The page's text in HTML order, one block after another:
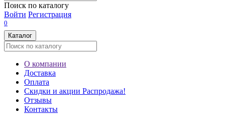
Поиск по каталогу
Войти Регистрация
0
Каталог
О компании
Доставка
Оплата
Скидки и акции Распродажа!
Отзывы
Контакты